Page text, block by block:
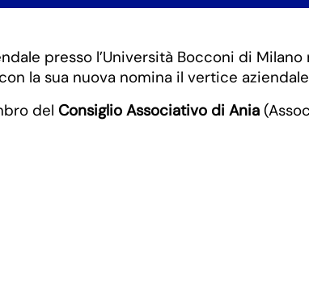
presso l’Università Bocconi di
la sua nuova nomina il vertice
del Consiglio Associativo di Ania